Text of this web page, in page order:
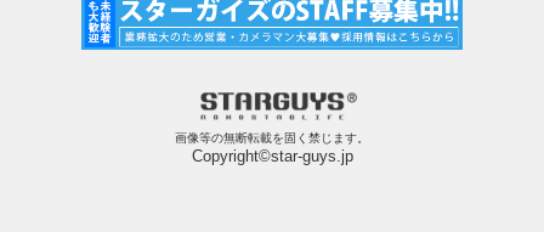
画像等の無断転載を固く禁じます。
Copyright©star-guys.jp